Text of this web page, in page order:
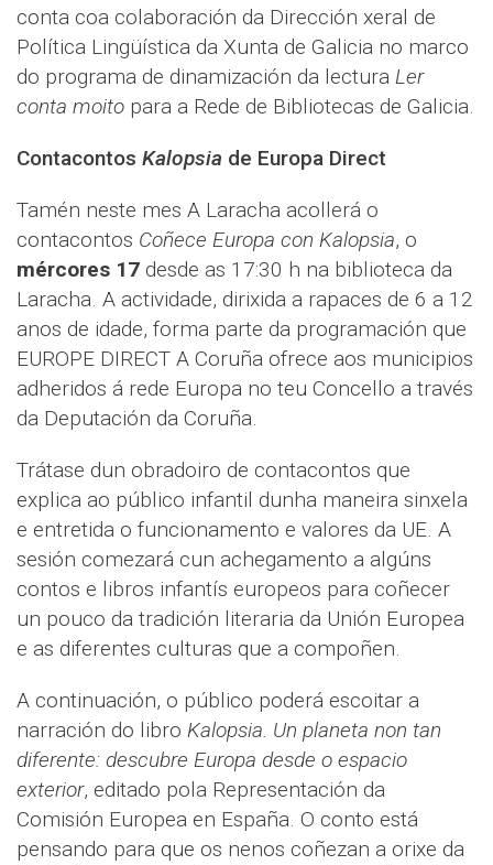
conta coa colaboración da Dirección xeral de
Política Lingüística da Xunta de Galicia no marco
do programa de dinamización da lectura Ler
conta moito para a Rede de Bibliotecas de Galicia.
Contacontos Kalopsia de Europa Direct
Tamén neste mes A Laracha acollerá o
contacontos Coñece Europa con Kalopsia, o
mércores 17 desde as 17:30 h na biblioteca da
Laracha. A actividade, dirixida a rapaces de 6 a 12
anos de idade, forma parte da programación que
EUROPE DIRECT A Coruña ofrece aos municipios
adheridos á rede Europa no teu Concello a través
da Deputación da Coruña.
Trátase dun obradoiro de contacontos que
explica ao público infantil dunha maneira sinxela
e entretida o funcionamento e valores da UE. A
sesión comezará cun achegamento a algúns
contos e libros infantís europeos para coñecer
un pouco da tradición literaria da Unión Europea
e as diferentes culturas que a compoñen.
A continuación, o público poderá escoitar a
narración do libro Kalopsia. Un planeta non tan
diferente: descubre Europa desde o espacio
exterior, editado pola Representación da
Comisión Europea en España. O conto está
pensando para que os nenos coñezan a orixe da